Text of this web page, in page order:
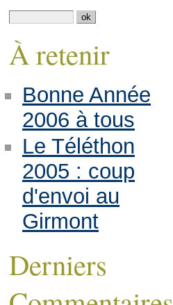
À retenir
Bonne Année
2006 à tous
Le Téléthon
2005 : coup
d'envoi au
Girmont
Derniers